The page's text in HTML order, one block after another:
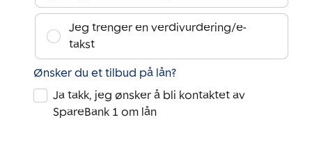
Jeg trenger en verdivurdering/e-
takst
Ønsker du et tilbud på lån?
Ja takk, jeg ønsker å bli kontaktet av
SpareBank 1 om lån